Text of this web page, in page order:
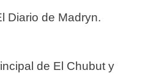
Diario de Madryn.
de El Chubut y